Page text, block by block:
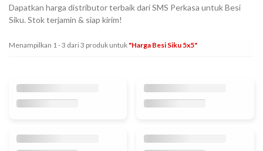
Dapatkan harga distributor terbaik dari SMS Perkasa untuk Besi
Siku. Stok terjamin & siap kirim!
Menampilkan 1-3 dari3 produk untuk "harga Besi Siku 5x5"